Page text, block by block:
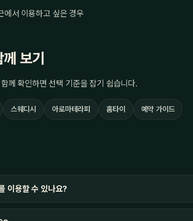
에서 이용하고 싶은 경우
보기
께 확인하면 선택 기준을 잡기 쉽습니다.
스웨디시 아로마테라피 홈타이 예약 가이드
이용할 수 있나요?